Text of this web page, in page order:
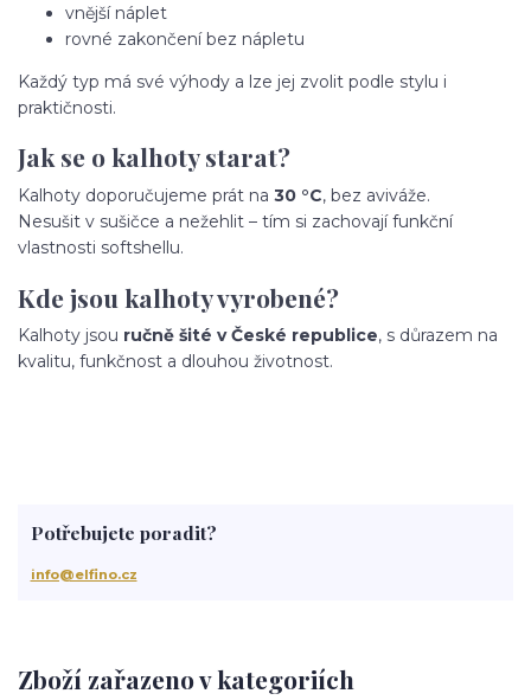
vnější náplet
rovné zakončení bez nápletu
Každý typ má své výhody a lze jej zvolit podle stylu i
praktičnosti.
Jak se o kalhoty starat?
Kalhoty doporučujeme prát na 30 °C, bez aviváže.
Nesušit v sušičce a nežehlit – tím si zachovají funkční
vlastnosti softshellu.
Kde jsou kalhoty vyrobené?
Kalhoty jsou ručně šité v České republice, s důrazem na
kvalitu, funkčnost a dlouhou životnost.
Zboží zařazeno v kategoriích
Potřebujete poradit?
info@elfino.cz